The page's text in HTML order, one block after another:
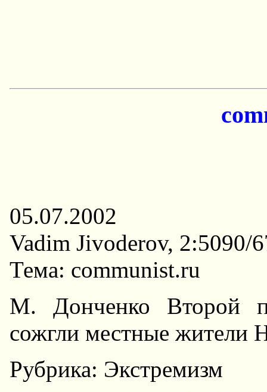
05.07.2002
Vadim Jivoderov, 2:5090/
Тема: communist.ru
М. Донченко Второй
сожгли местные жители
Рубрика: Экстремизм